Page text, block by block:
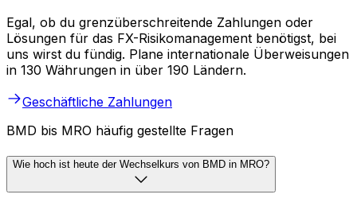
Egal, ob du grenzüberschreitende Zahlungen oder
Lösungen für das FX-Risikomanagement benötigst, bei
uns wirst du fündig. Plane internationale Überweisungen
in 130 Währungen in über 190 Ländern.
Geschäftliche Zahlungen
BMD bis MRO häufig gestellte Fragen
Wie hoch ist heute der Wechselkurs von BMD in MRO?